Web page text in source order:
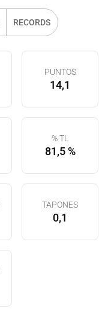
RECORDS
PUNTOS
14,1
% TL
81,5 %
TAPONES
0,1